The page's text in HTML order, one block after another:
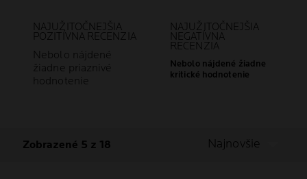
NAJUŽITOČNEJŠIA
POZITÍVNA RECENZIA
Nebolo nájdené
žiadne priaznivé
hodnotenie
NAJUŽITOČNEJŠIA
NEGATÍVNA
RECENZIA
Nebolo nájdené žiadne
kritické hodnotenie
Zobrazené 5 z 18 Najnovšie